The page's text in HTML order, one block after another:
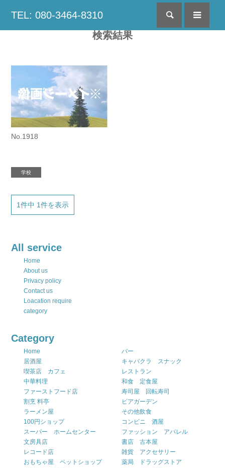
TEL: 080-3464-8310 検索
検索結果
No.1918
学校
1件中 1件を表示
All service
Home
About us
Privacy policy
Contact us
Loacation require
category
Category
Home
バー
居酒屋
キャバクラ スナック
喫茶店 カフェ
レストラン
中華料理
和食 定食屋
ファーストフード店
寿司屋 回転寿司
割烹 料亭
ビアガーデン
ラーメン屋
その他飲食
100円ショップ
コンビニ 酒屋
スーパー ホームセンター
ファッション アパレル
文房具店
書店 古本屋
レコード店
雑貨 アクセサリー
おもちゃ屋 ペットショップ
薬局 ドラッグストア